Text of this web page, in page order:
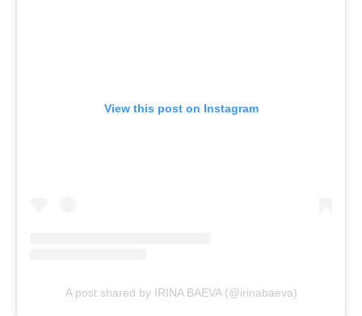
View this post on Instagram
A post shared by IRINA BAEVA (@irinabaeva)